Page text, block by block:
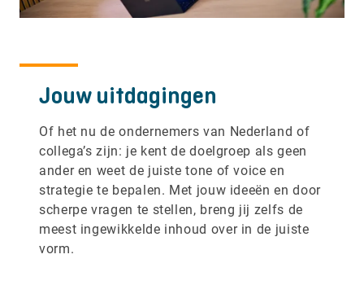
Jouw uitdagingen
Of het nu de ondernemers van Nederland of
collega’s zijn: je kent de doelgroep als geen
ander en weet de juiste tone of voice en
strategie te bepalen. Met jouw ideeën en door
scherpe vragen te stellen, breng jij zelfs de
meest ingewikkelde inhoud over in de juiste
vorm.